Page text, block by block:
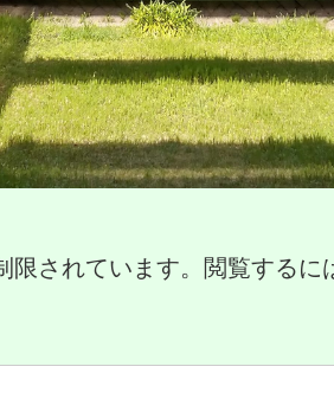
限されています。閲覧するに